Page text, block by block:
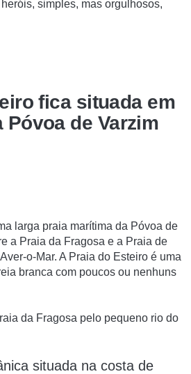
simples, mas orgulhosos,
fica situada em
Póvoa de Varzim
larga praia marí­tima da Póvoa de
a Praia da Fragosa e a Praia de
o-Mar. A Praia do Esteiro é uma
branca com poucos ou nenhuns
da Fragosa pelo pequeno rio do
situada na costa de